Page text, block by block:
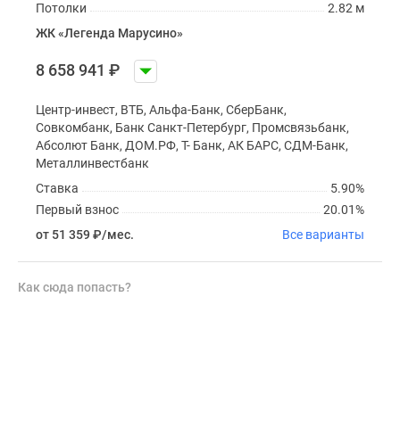
2.82 м
Потолки
ЖК «Легенда Марусино»
8 658 941 ₽
Центр-инвест, ВТБ, Альфа-Банк, СберБанк,
Совкомбанк, Банк Санкт-Петербург, Промсвязьбанк,
Абсолют Банк, ДОМ.РФ, Т- Банк, АК БАРС, СДМ-Банк,
Металлинвестбанк
5.90%
Ставка
20.01%
Первый взнос
от 51 359 ₽/мес. Все варианты
Как сюда попасть?